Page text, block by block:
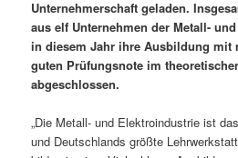
Unternehmerschaft geladen.
aus elf Unternehmen der Metall-
in diesem Jahr ihre Ausbildung mit
guten Prüfungsnote im
abgeschlossen.
„Die Metall- und Elektroindustrie ist
und Deutschlands größte